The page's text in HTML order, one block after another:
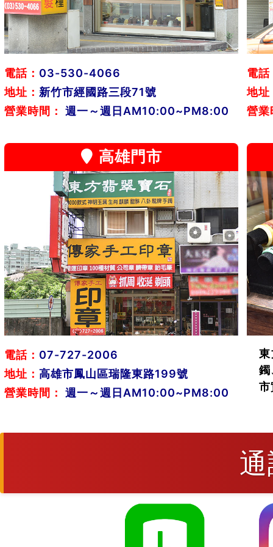
電話： 03-530-4066
地址： 新竹市經國路三段71號
營業時間：
週一～週日AM10:00~PM8:00
電話
地址
營業
高雄門市
電話： 07-727-2006
地址： 高雄市鳳山區瑞隆東路199號
營業時間：
週一～週日AM10:00~PM8:00
鐲
市